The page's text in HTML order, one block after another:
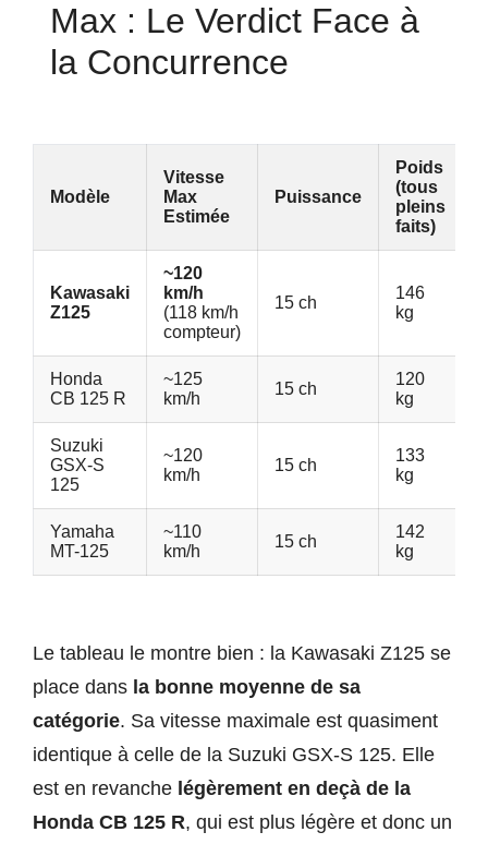
Max : Le Verdict Face à
la Concurrence
Modèle
Vitesse
Max
Estimée
Puissance
Poids
(tous
pleins
faits)
Kawasaki
Z125
~120
km/h
(118 km/h
compteur)
15 ch
146
kg
Honda
CB 125 R
~125
km/h
15 ch
120
kg
Suzuki
GSX-S
125
~120
km/h
15 ch
133
kg
Yamaha
MT-125
~110
km/h
15 ch
142
kg
Le tableau le montre bien : la Kawasaki Z125 se
place dans la bonne moyenne de sa
catégorie. Sa vitesse maximale est quasiment
identique à celle de la Suzuki GSX-S 125. Elle
est en revanche légèrement en deçà de la
Honda CB 125 R, qui est plus légère et donc un